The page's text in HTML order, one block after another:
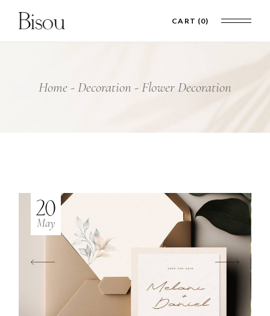
CART (0)
Home Decoration Flower Decoration
20
May